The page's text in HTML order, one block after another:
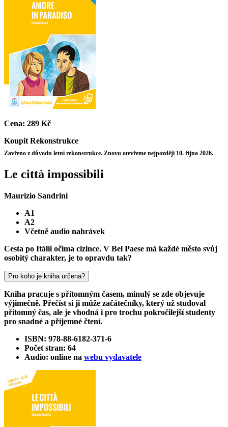
Cena: 289 Kč
Koupit Rekonstrukce
Zavřeno z důvodu letní rekonstrukce. Znovu otevřeme nejpozději 10. října 2026.
Le città impossibili
Maurizio Sandrini
A1
A2
Včetně audio nahrávek
Cesta po Itálii očima cizince. V Bel Paese má každé město svůj
osobitý charakter, je to opravdu tak?
Pro koho je kniha určena?
Kniha pracuje s přítomným časem, minulý se zde objevuje
výjimečně. Přečíst si ji může začátečníky, který už studoval
přítomný čas, ale je vhodná i pro trochu pokročilejší studenty
pro snadné a příjemné čtení.
ISBN: 978-88-6182-371-6
Počet stran: 64
Audio: online na webu vydavatele